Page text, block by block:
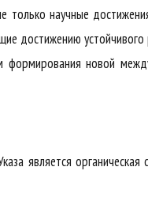
научные
достижению устойчивого
новой
является